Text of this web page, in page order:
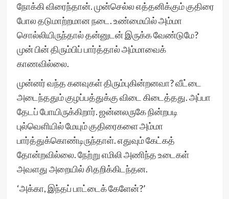
நோக்கி விரைந்தான். முன்செல்ல எத்தனிக்கும் குதிரை
போல தடுமாற்றமான நடை. உண்மையில் அம்மா
சொல்லியிருந்தால் தன்னுடன் இருக்க வேண்டுமே?
முன் பின் திரும்பிப் பார்த்தால் அம்மாவைக்
காணவில்லை.
முன்னர் வந்த கனவுகள் திரும்புகின்றனவா? வீட்டை
அடைந்ததும் குழப்பத்துக்கு விடை கிடைத்தது. அப்பா
தேடப் போயிருக்கிறார். ஜன்னலருகே நின்றபடி
புல்வெளியில் மேயும் குதிரைகளை அம்மா
பார்த்துக்கொண்டிருந்தாள். எதுவும் கேட்கத்
தோன்றவில்லை. நேற்று எமிலி அணிந்த உடைகள்
அவளது அறையில் சிதறிக்கிடந்தன.
‘அக்கா, இந்தப் பாட்டைக் கேளேன்?’